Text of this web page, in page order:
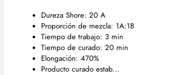
Dureza Shore: 20 A
Proporción de mezcla: 1A:1B
Tiempo de trabajo: 3 min
Tiempo de curado: 20 min
Elongación: 470%
Producto curado estab...